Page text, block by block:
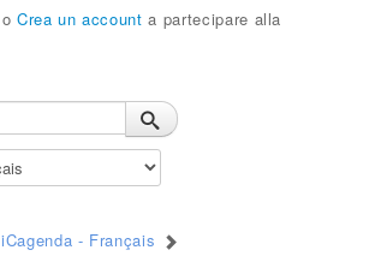
o Crea un account a partecipare alla
iCagenda - Français